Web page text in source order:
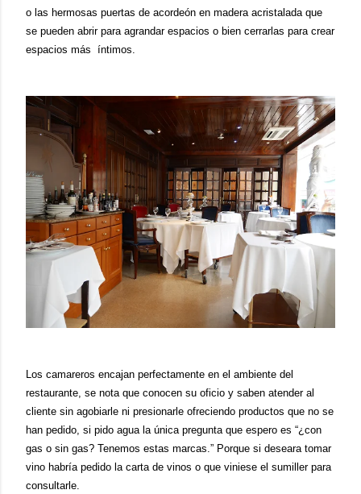
o las hermosas puertas de acordeón en madera acristalada que
se pueden abrir para agrandar espacios o bien cerrar las para crear
espacios más íntimos.
Los camareros encajan perfectamente en el ambiente del
restaurante, se nota que conocen su oficio y saben atender al
cliente sin agobiarle ni presionarle ofreciendo productos que no se
han pedido, si pido agua la única pregunta que espero es “¿con
gas o sin gas? Tenemos estas marcas.” Porque si deseara tomar
vino habría pedido la carta de vinos o que viniese el sumillerpara
consultarle.